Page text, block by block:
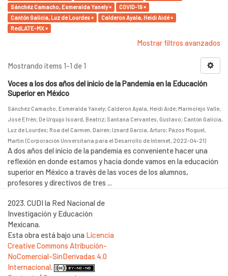
Sánchéz Camacho, Esmeralda Yanely ×
COVID-19 ×
Cantón Galicia, Luz de Lourdes ×
Calderon Ayala, Heidi Aidé ×
RedLATE-MX ×
Mostrar filtros avanzados
Mostrando ítems 1-1 de 1
Voces a los dos años del inicio de la Pandemia en la Educación
Superior en México
Sánchéz Camacho, Esmeralda Yanely; Calderon Ayala, Heidi Aidé; Marmolejo Valle,
José Efrén; De Urquijo Isoard, Beatriz; Santana Cervantes, Gustavo; Cantón Galicia,
Luz de Lourdes; Roa del Carmen, Dairen; Iznard García, Arturo; Pazos Moguel,
Martin (Corporación Universitaria para el Desarrollo de Internet, 2022-04-21)
A dos años del inicio de la pandemia es conveniente hacer una
reflexión en donde estamos y hacia donde vamos en la educación
superior en México a través de las voces de los alumnos,
profesores y directivos de tres ...
2023. CUDI la Red Nacional de
Investigación y Educación
Mexicana.
Esta obra está bajo una Licencia
Creative Commons Atribución-
NoComercial-SinDerivadas 4.0
Internacional.